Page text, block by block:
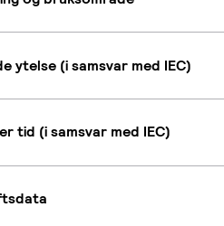
ytelse (i samsvar med IEC)
tid (i samsvar med IEC)